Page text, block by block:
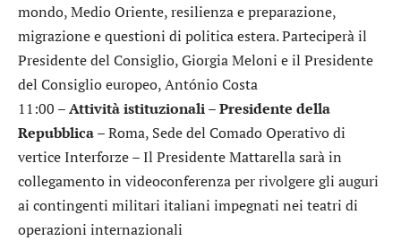
mondo, Medio Oriente, resilienza e preparazione,
migrazione e questioni di politica estera. Parteciperà il
Presidente del Consiglio, Giorgia Meloni e il Presidente
del Consiglio europeo, António Costa
11:00 –Attività istituzionali – Presidente della
Repubblica– Roma, Sede del Comado Operativo di
vertice Interforze – Il Presidente Mattarella sarà in
collegamento in videoconferenza per rivolgere gli auguri
ai contingenti militari italiani impegnati nei teatri di
operazioni internazionali